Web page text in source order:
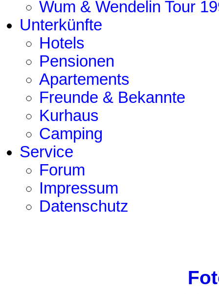
Wum & Wendelin Tour
Unterkünfte
Hotels
Pensionen
Apartements
Freunde & Bekannte
Kurhaus
Camping
Service
Forum
Impressum
Datenschutz